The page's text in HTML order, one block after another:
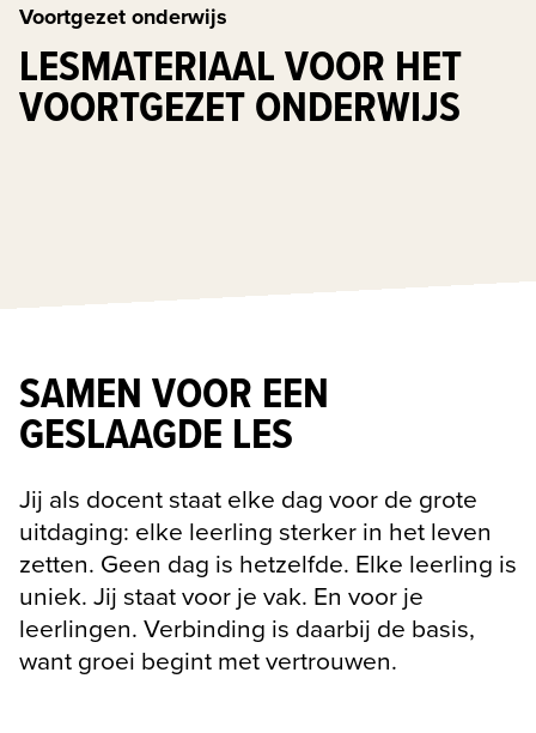
Voortgezet onderwijs
LESMATERIAAL VOOR HET
VOORTGEZET ONDERWIJS
SAMEN VOOR EEN
GESLAAGDE LES
Jij als docent staat elke dag voor de grote
uitdaging: elke leerling sterker in het leven
zetten. Geen dag is hetzelfde. Elke leerling is
uniek. Jij staat voor je vak. En voor je
leerlingen. Verbinding is daarbij de basis,
want groei begint met vertrouwen.